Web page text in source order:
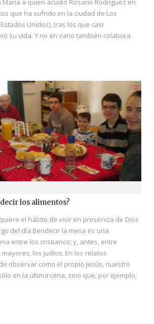
a quien acudió Rosario Rodríguez en
que ha sufrido en la ciudad de Los
Unidos), tras los que casi
su vida. Y no en vano también colabora
los alimentos?
el hábito de vivir en presencia de Dios
del día Bendecir la mesa es una
entre los cristianos; y, antes, entre
los judíos. En los relatos
observar como el propio Jesús, nuestro
en la última cena, sino que, por ejemplo,